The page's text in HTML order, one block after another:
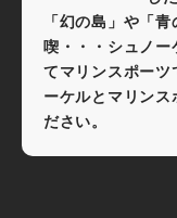
「幻の島」や「
喫・・・シュノー
てマリンスポーツ
ーケルとマリンス
ださい。